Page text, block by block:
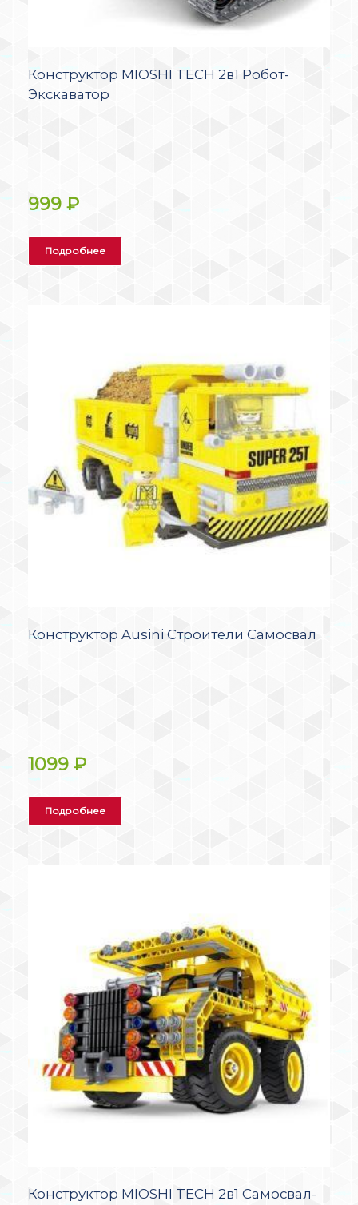
Конструктор MIOSHI TECH 2в1 Робот-
Экскаватор
999 ₽
Подробнее
Конструктор Ausini Строители Самосвал
1099 ₽
Подробнее
Конструктор MIOSHI TECH 2в1 Самосвал-